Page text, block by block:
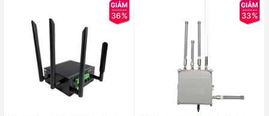
36% 33%